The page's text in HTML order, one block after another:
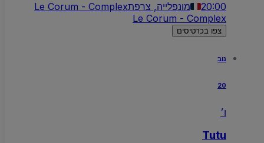
20:00 מונפלייה, צרפתLe Corum - Complex
Le Corum - Complex
צפו בכרטיסים
נוב
20
Tutu